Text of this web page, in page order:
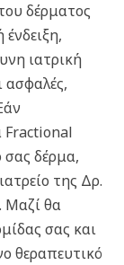
δέρματος
ιατρική
ασφαλές,
Fractional
σας δέρμα,
της Δρ.
Μαζί θα
σας και
θεραπευτικό